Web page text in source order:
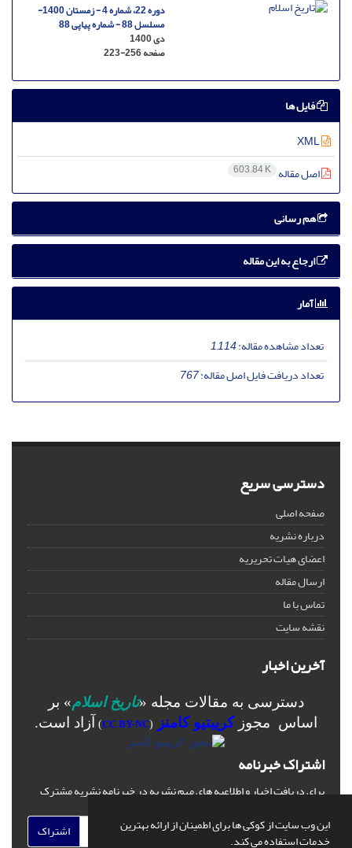
این وب سایت از کوکی ها برای اطمینان از ارائه بهترین
خدمات استفاده می کند.
دوره 22، شماره 4 - زمستان 1400-
مسلسل 88 - شماره پیاپی 88
دی 1400
صفحه223-256
فایل ها
اصل مقاله 603.84 K
هم رسانی
ارجاع به این مقاله
آمار
تعداد مشاهده مقاله:1,114
تعداد دریافت فایل اصل مقاله:767
دسترسی سریع
صفحه اصلی
درباره نشریه
اعضای هیات تحریریه
ارسال مقاله
تماس با ما
نقشه سایت
آخرین اخبار
دسترسی به مقالات مجله «تاریخ اسلام» بر
اساس مجوزکرییتیو کامنز (
CC BY-NC
) آزاد است.
اشتراک خبرنامه
برای دریافت اخبار و اطلاعیه های مهم نشریه در خبرنامه نشریه مشترک
اشتراک